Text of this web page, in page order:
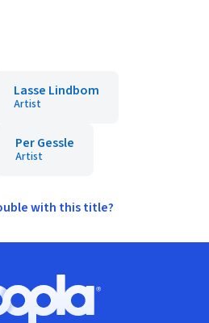
Lasse Lindbom
Artist
Per Gessle
Artist
with this title?
Hoopla logo, Go to homepage